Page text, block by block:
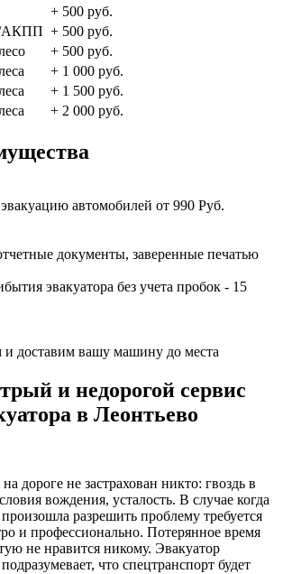
+ 500 руб.
АКПП + 500 руб.
+ 500 руб.
+ 1 000 руб.
+ 1 500 руб.
+ 2 000 руб.
автомобилей от 990 Руб.
документы, заверенные печатью
эвакуатора без учета пробок - 15
и доставим вашу машину до места
и недорогой сервис
в Леонтьево
дороге не застрахован никто: гвоздь в
вождения, усталость. В случае когда
разрешить проблему требуется
и профессионально. Потерянное время
не нравится никому. Эвакуатор
что спецтранспорт будет